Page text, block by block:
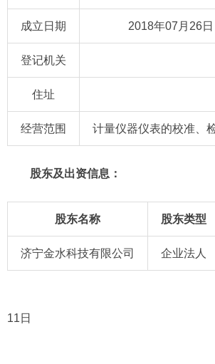
成立日期 2018年07月26日
登记机关
住址
经营范围 计量仪器仪表的校准、
股东及出资信息：
股东名称 股东类型
济宁金水科技有限公司 企业法人
2023
11日